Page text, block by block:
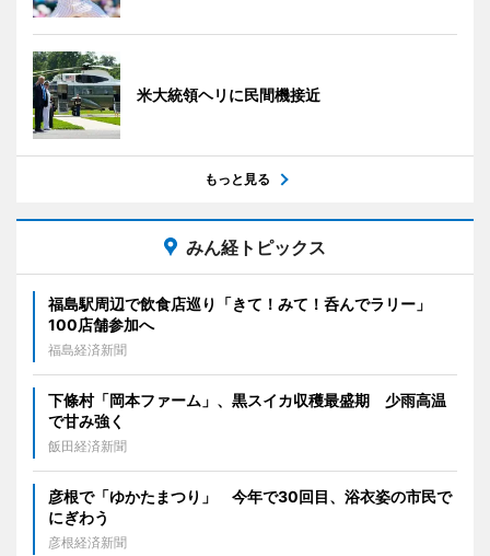
米大統領ヘリに民間機接近
もっと見る
みん経トピックス
福島駅周辺で飲食店巡り「きて！みて！呑んでラリー」
100店舗参加へ
福島経済新聞
下條村「岡本ファーム」、黒スイカ収穫最盛期 少雨高温
で甘み強く
飯田経済新聞
彦根で「ゆかたまつり」 今年で30回目、浴衣姿の市民で
にぎわう
彦根経済新聞